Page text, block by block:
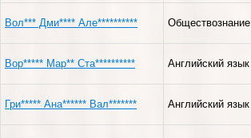
Вол*** Дми**** Але********** Обществознание
Вор***** Мар** Ста********** Английский язык
Гри***** Ана****** Вал******* Английский язык